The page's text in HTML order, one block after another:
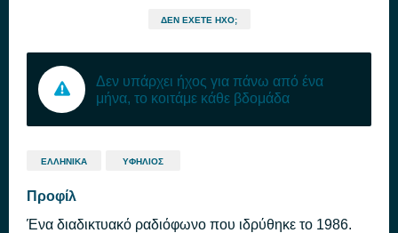
ΔΕΝ ΈΧΕΤΕ ΉΧΟ;
Δεν υπάρχει ήχος για πάνω από ένα
μήνα, το κοιτάμε κάθε βδομάδα
ΕΛΛΗΝΙΚΆ ΥΦΉΛΙΟΣ
Προφίλ
Ένα διαδικτυακό ραδιόφωνο που ιδρύθηκε το 1986.